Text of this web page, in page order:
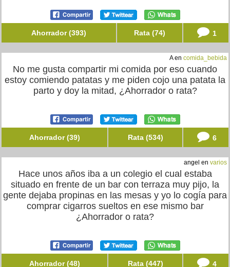
Ahorrador (393) Rata (74) 1
A en comida_bebida
No me gusta compartir mi comida por eso cuando
estoy comiendo patatas y me piden cojo una patata la
parto y doy la mitad, ¿Ahorrador o rata?
Ahorrador (39) Rata (534) 6
angel en varios
Hace unos años iba a un colegio el cual estaba
situado en frente de un bar con terraza muy pijo, la
gente dejaba propinas en las mesas y yo lo cogía para
comprar cigarros sueltos en ese mismo bar
¿Ahorrador o rata?
Ahorrador (48) Rata (447) 4